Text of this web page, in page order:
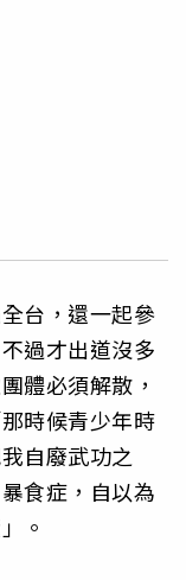
台，還一起參
過才出道沒多
體必須解散，
時候青少年時
自廢武功之
食症，自以為
。